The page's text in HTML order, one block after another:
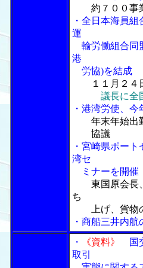
約７００事
・全日本海員
運
輸労働組合同
港
労協)を結成
１１月２４
議長に全
・港湾労使、
年末年始出
協議
・宮崎県ポー
湾セ
ミナーを開催
東国原会長
ち
上げ、貨物
・商船三井内
・
《資料》
国
取引